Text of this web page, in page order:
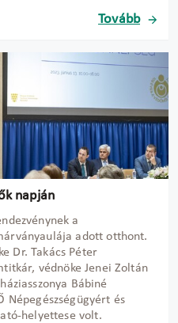
Tovább
napján
a
adott otthont.
Dr. Takács Péter
védnöke Jenei Zoltán
Bábiné
Népegészségügyért és
helyettese volt.